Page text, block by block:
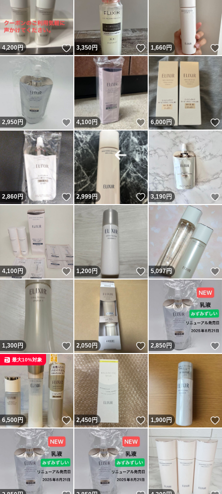
4,200円 いいね！
3,350円 いいね！
1,660円
2,950円 いいね！
4,100円 いいね！
6,000円
2,860円 いいね！
2,999円 いいね！
3,190 円
4,100円 いいね！
1,200円 いいね！
5,097円
1,300円 いいね！
2,050円 いいね！
2,850円
6,500円 いいね！
最大10%対象
2,450円 いいね！
1,900円